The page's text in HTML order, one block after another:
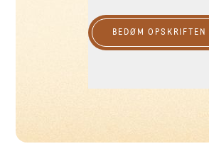
BEDØM OPSKRIFTEN